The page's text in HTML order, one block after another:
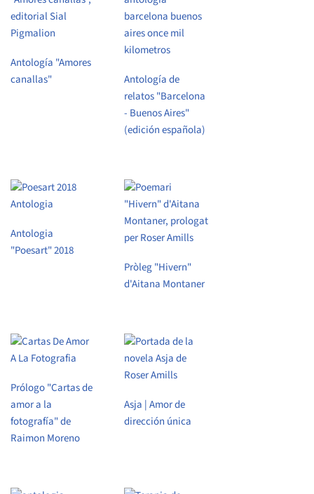
Antología "Amores
canallas"
Antología de
relatos "Barcelona
- Buenos Aires"
(edición española)
Antologia
"Poesart" 2018
Pròleg "Hivern"
d'Aitana Montaner
Prólogo "Cartas de
amor a la
fotografía" de
Raimon Moreno
Asja | Amor de
dirección única